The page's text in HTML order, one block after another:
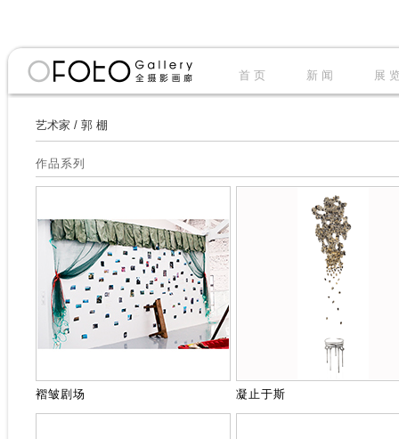
首 页 新 闻 展
艺术家 / 郭 棚
作品系列
褶皱剧场 凝止于斯